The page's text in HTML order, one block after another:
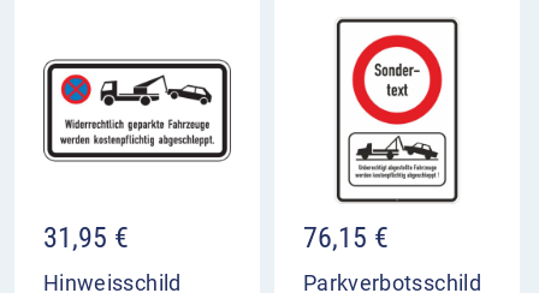
31,95 €
Hinweisschild
76,15 €
Parkverbotsschild